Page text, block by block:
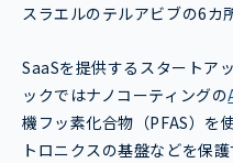
スラエルのテルアビブの6カ
SaaSを提供するスタートア
ックではナノコーティングの
機フッ素化合物（PFAS）を
トロニクスの基盤などを保護